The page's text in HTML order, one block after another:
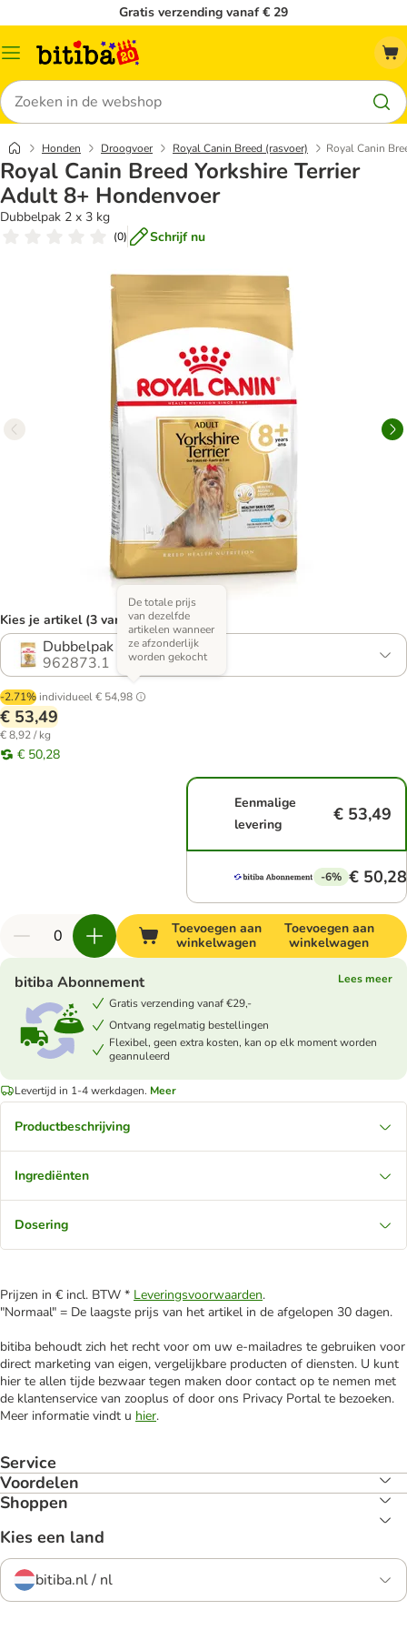
Gratis verzending vanaf € 29
Catalogusmenu
Zoeken
Honden Droogvoer Royal Canin Breed (rasvoer) Royal Canin
Royal Canin Breed Yorkshire Terrier
Adult 8+ Hondenvoer
Dubbelpak 2 x 3 kg
(0) Schrijf nu
Kies je artikel (3 varianten)
Dubbelpak 2 x 3 kg
962873.1
-2.71% individueel€ 54,98
De totale prijs
van dezelfde
artikelen wanneer
ze afzonderlijk
worden gekocht
€ 53,49
€ 8,92 / kg
€ 50,28
Eenmalige
levering
€ 53,49
-6% € 50,28
Toevoegen aan
winkelwagen
Toevoegen aan
winkelwagen
bitiba Abonnement
Lees meer
Gratis verzending vanaf €29,-
Ontvang regelmatig bestellingen
Flexibel, geen extra kosten, kan op elk moment worden
geannuleerd
Levertijd in 1-4 werkdagen. Meer
Productbeschrijving
Ingrediënten
Dosering
Prijzen in € incl. BTW * Leveringsvoorwaarden.
"Normaal" = De laagste prijs van het artikel in de afgelopen 30 dagen.
bitiba behoudt zich het recht voor om uw e-mailadres te gebruiken voor
direct marketing van eigen, vergelijkbare producten of diensten. U kunt
hier te allen tijde bezwaar tegen maken door contact op te nemen met
de klantenservice van zooplus of door ons Privacy Portal te bezoeken.
Meer informatie vindt u hier.
Service
Voordelen
Shoppen
Kies een land
bitiba.nl / nl